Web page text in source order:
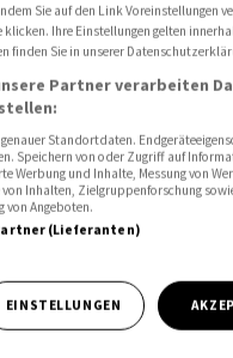
der Titel am
Herabstufung von Van
ihre Empfehlung auf
auf 668 Franken.
Coughlan begründet
dass
werde zum 33-
im Verhältnis
Sie auf den Link Voreinstellungen
klicken. Ihre Einstellungen gelten
finden Sie in unserer
Partner verarbeiten
genauer Standortdaten.
Speichern von oder Zugriff auf
Werbung und Inhalte, Messung von
von Inhalten, Zielgruppenforschung
von Angeboten.
(Lieferanten)
EINSTELLUNGEN